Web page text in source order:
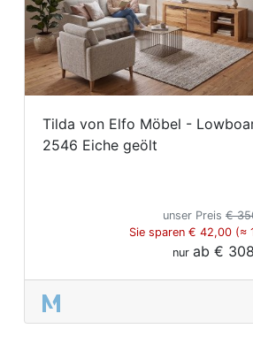
Tilda von Elfo Möbel -
2546 Eiche geölt
unser Preis €
Sie sparen € 42,00 (≈
nur ab €